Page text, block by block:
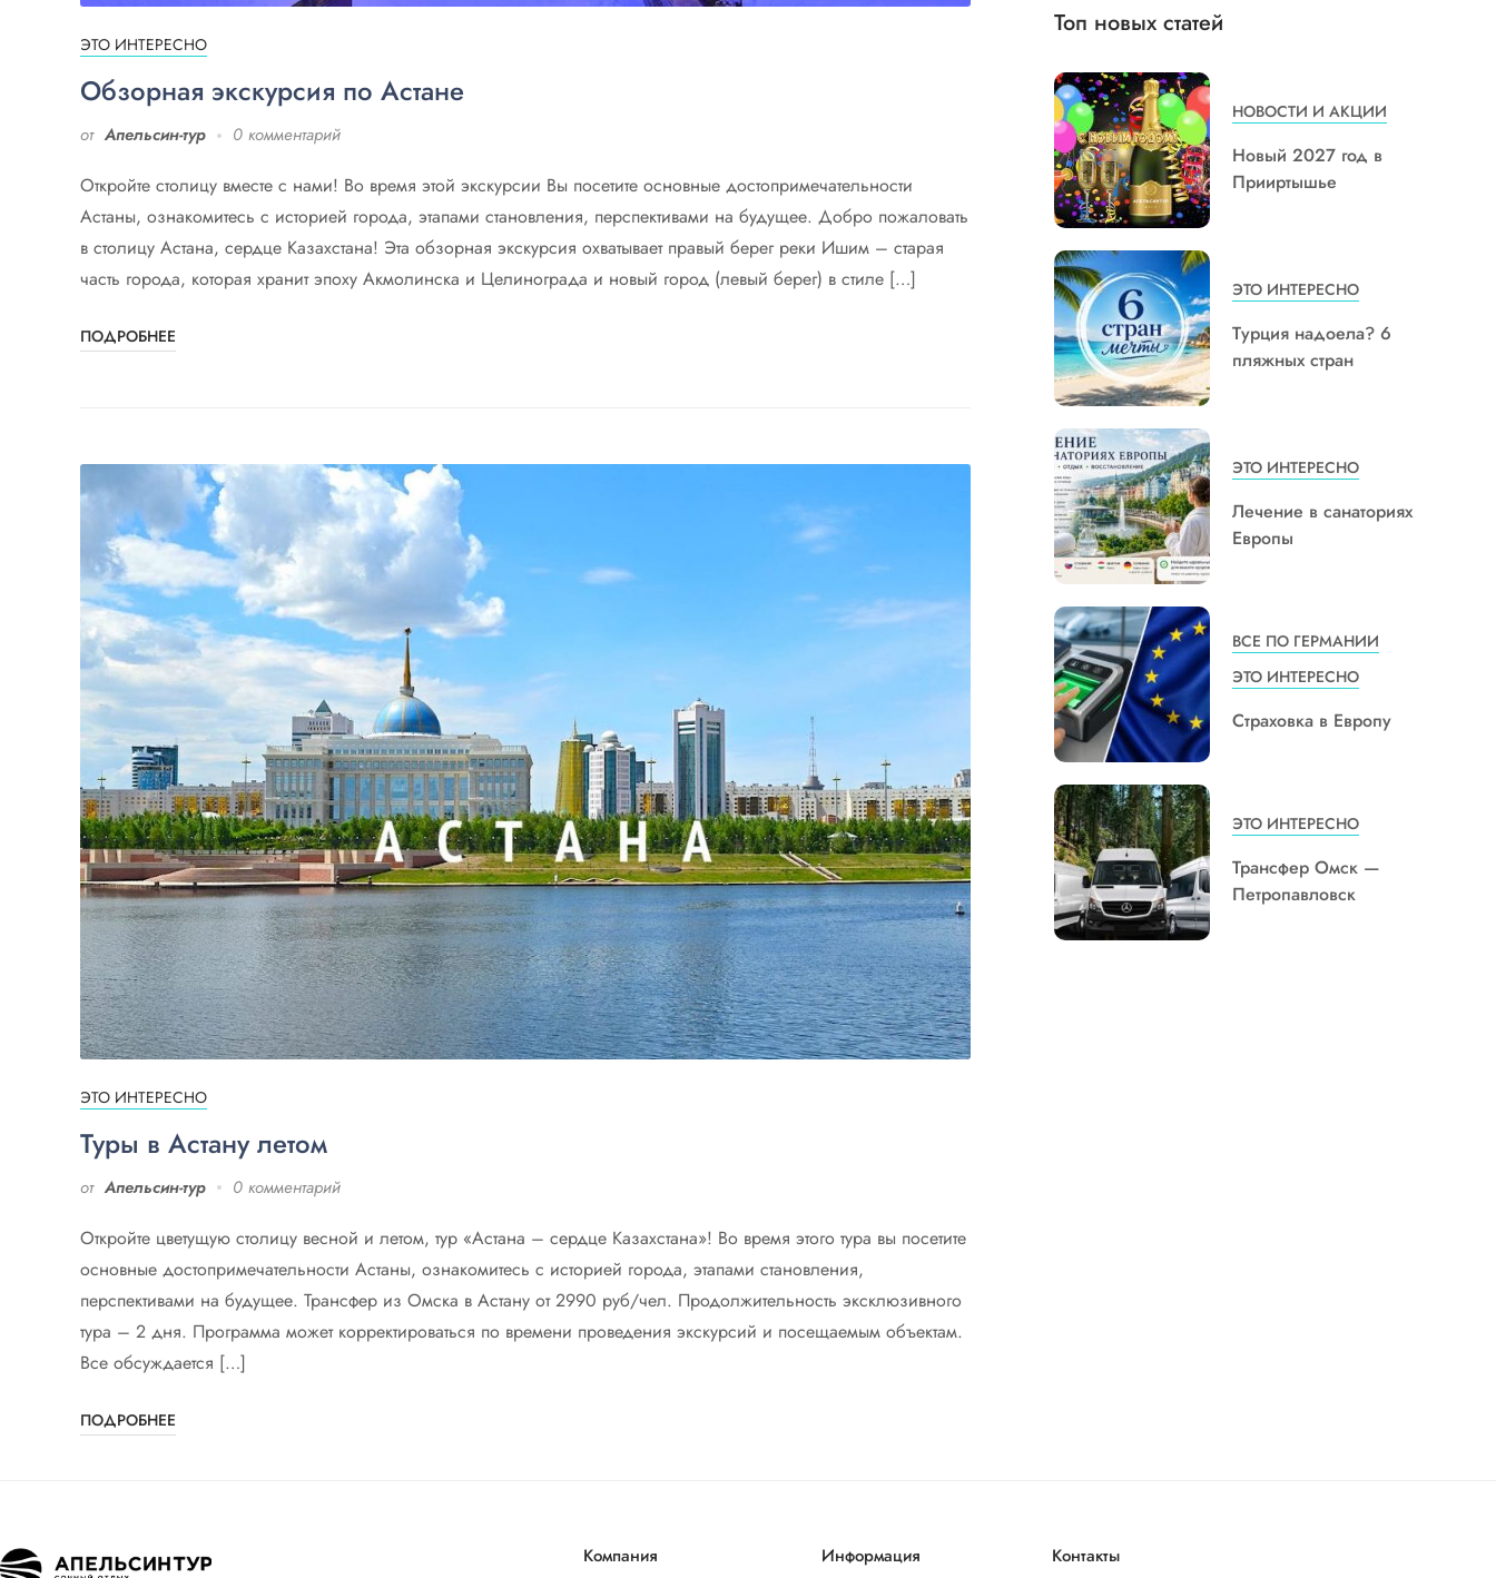
ЭТО ИНТЕРЕСНО
Обзорная экскурсия по Астане
от Апельсин-тур 0 комментарий
Откройте столицу вместе с нами! Во время этой экскурсии Вы посетите основные достопримечательности
Астаны, ознакомитесь с историей города, этапами становления, перспективами на будущее. Добро пожаловать
в столицу Астана, сердце Казахстана! Эта обзорная экскурсия охватывает правый берег реки Ишим – старая
часть города, которая хранит эпоху Акмолинска и Целинограда и новый город (левый берег) в стиле […]
ПОДРОБНЕЕ
ЭТО ИНТЕРЕСНО
Туры в Астану летом
от Апельсин-тур 0 комментарий
Откройте цветущую столицу весной и летом, тур «Астана – сердце Казахстана»! Во время этого тура вы посетите
основные достопримечательности Астаны, ознакомитесь с историей города, этапами становления,
перспективами на будущее. Трансфер из Омска в Астану от 2990 руб/чел. Продолжительность эксклюзивного
тура – 2 дня. Программа может корректироваться по времени проведения экскурсий и посещаемым объектам.
Все обсуждается […]
ПОДРОБНЕЕ
Топ новых статей
НОВОСТИ И АКЦИИ
Новый 2027 год в
Прииртышье
ЭТО ИНТЕРЕСНО
Турция надоела? 6
пляжных стран
ЭТО ИНТЕРЕСНО
Лечение в санаториях
Европы
ВСЕ ПО ГЕРМАНИИ
ЭТО ИНТЕРЕСНО
Страховка в Европу
ЭТО ИНТЕРЕСНО
Трансфер Омск —
Петропавловск
Компания Информация Контакты